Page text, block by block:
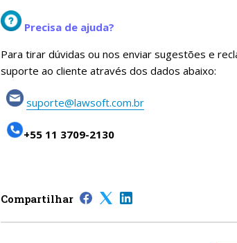
Precisa de ajuda?
Para tirar dúvidas ou nos enviar sugestões e
suporte ao cliente através dos dados abaixo:
suporte@lawsoft.com.br
+55 11 3709-2130
Compartilhar